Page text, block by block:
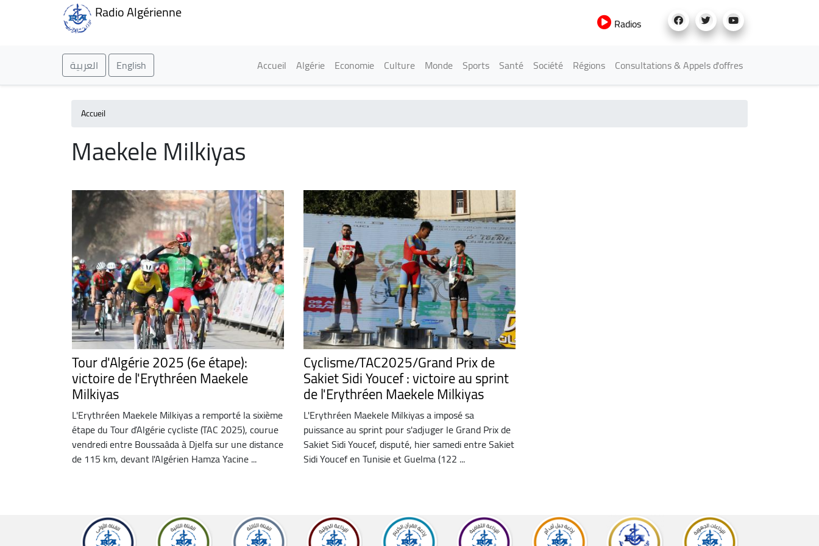
Radio Algérienne
Radios
العربية English Main navigation
Accueil Algérie Economie Culture Monde Sports Santé Société Régions Consultations & Appels d'offres
Accueil
Maekele Milkiyas
Tour d'Algérie 2025 (6e étape):
victoire de l'Erythréen Maekele
Milkiyas
L'Erythréen Maekele Milkiyas a remporté la sixième
étape du Tour d’Algérie cycliste (TAC 2025), courue
vendredi entre Boussaâda à Djelfa sur une distance
de 115 km, devant l'Algérien Hamza Yacine ...
Cyclisme/TAC2025/Grand Prix de
Sakiet Sidi Youcef : victoire au sprint
de l'Erythréen Maekele Milkiyas
L'Erythréen Maekele Milkiyas a imposé sa
puissance au sprint pour s'adjuger le Grand Prix de
Sakiet Sidi Youcef, disputé, hier samedi entre Sakiet
Sidi Youcef en Tunisie et Guelma (122 ...